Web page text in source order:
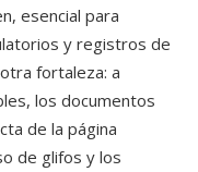
esencial para
y registros de
fortaleza: a
los documentos
de la página
de glifos y los